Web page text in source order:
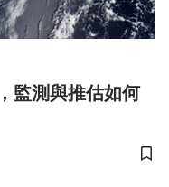
監測與推估如何
儲